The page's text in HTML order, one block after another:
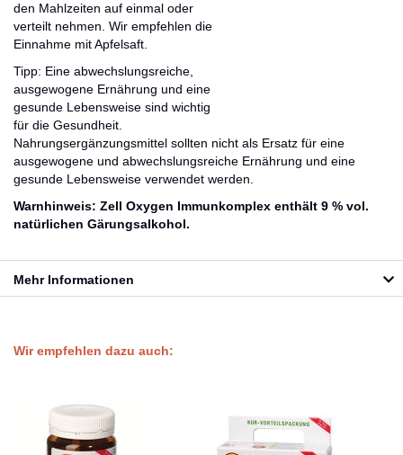
den Mahlzeiten auf einmal oder
verteilt nehmen. Wir empfehlen die
Einnahme mit Apfelsaft.
Tipp: Eine abwechslungsreiche,
ausgewogene Ernährung und eine
gesunde Lebensweise sind wichtig
für die Gesundheit.
Nahrungsergänzungsmittel sollten nicht als Ersatz für eine
ausgewogene und abwechslungsreiche Ernährung und eine
gesunde Lebensweise verwendet werden.
Warnhinweis: Zell Oxygen Immunkomplex enthält 9 % vol.
natürlichen Gärungsalkohol.
Mehr Informationen
Wir empfehlen dazu auch: